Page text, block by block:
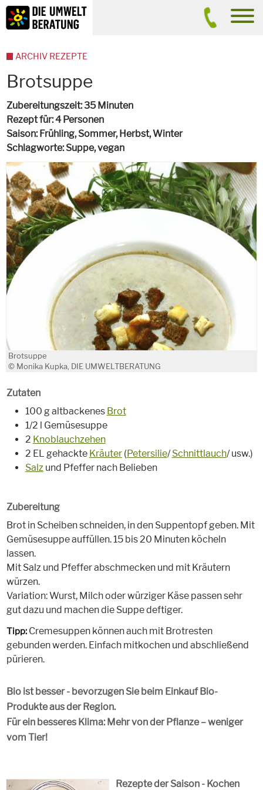
Inhalt
Suche
Brotsuppe
Zubereitungszeit 35 Minuten
Rezept für 4 Personen
Saison Frühling, Sommer, Herbst, Winter
Schlagworte Suppe,vegan
Brotsuppe
© Monika Kupka, DIE UMWELTBERATUNG
Zutaten
100 g altbackenes Brot
1/2 l Gemüsesuppe
2 Knoblauchzehen
2 EL gehackte Kräuter(Petersilie/Schnittlauch/ usw.)
Salzund Pfeffer nach Belieben
Zubereitung
Brot in Scheiben schneiden, in den Suppentopf geben. Mit
Gemüsesuppe auffüllen. 15 bis 20 Minuten köcheln
lassen.
Mit Salz und Pfeffer abschmecken und mit Kräutern
würzen.
Variation: Wurst, Milch oder würziger Käse passen sehr
gut dazu und machen die Suppe deftiger.
Tipp:Cremesuppen können auch mit Brotresten
gebunden werden. Einfach mitkochen und abschließend
pürieren.
Bio ist besser - bevorzugen Sie beim Einkauf Bio-
Produkte aus der Region.
Für ein besseres Klima: Mehr von der Pflanze – weniger
vom Tier!
Rezepte der Saison - Kochen
ARCHIV REZEPTE